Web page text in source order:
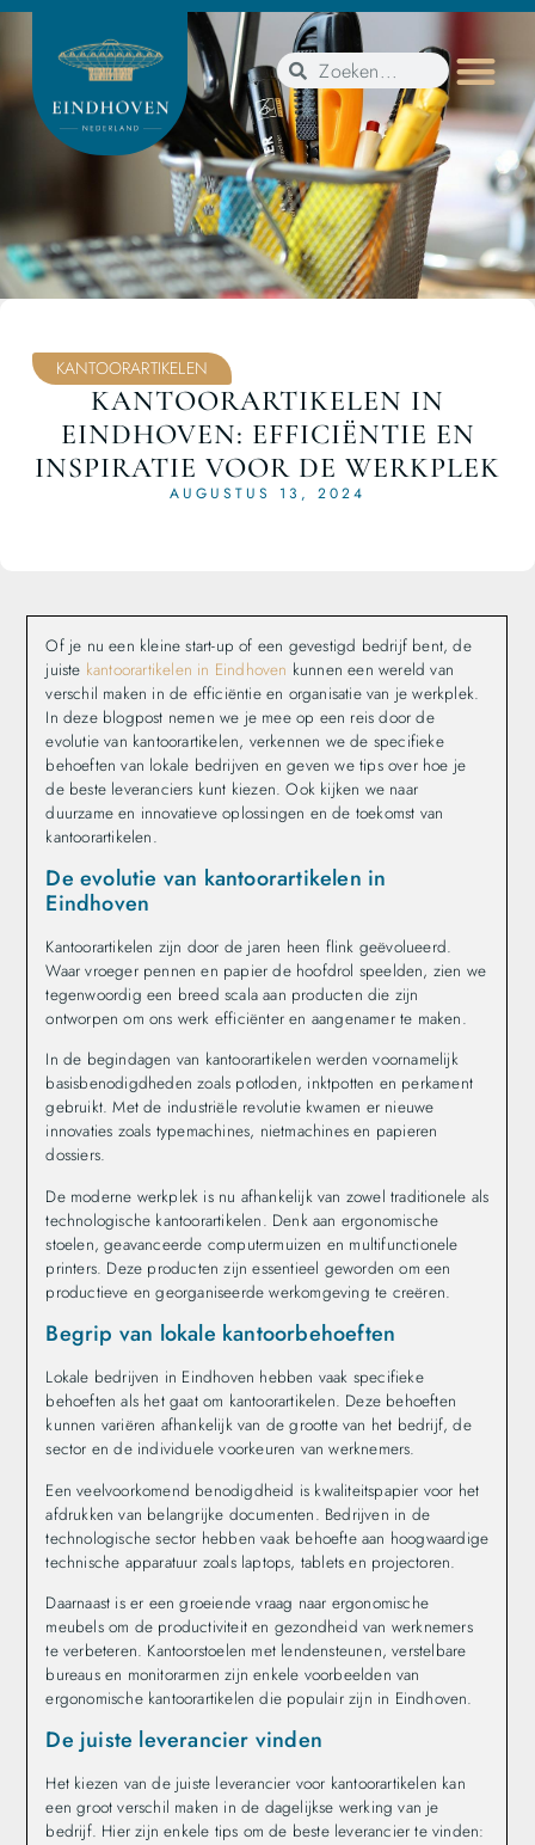
KANTOORARTIKELEN
KANTOORARTIKELEN IN
EINDHOVEN: EFFICIËNTIE EN
INSPIRATIE VOOR DE WERKPLEK
AUGUSTUS 13, 2024
Of je nu een kleine start-up of een gevestigd bedrijf bent, de
juiste kantoorartikelen in Eindhoven kunnen een wereld van
verschil maken in de efficiëntie en organisatie van je werkplek.
In deze blogpost nemen we je mee op een reis door de
evolutie van kantoorartikelen, verkennen we de specifieke
behoeften van lokale bedrijven en geven we tips over hoe je
de beste leveranciers kunt kiezen. Ook kijken we naar
duurzame en innovatieve oplossingen en de toekomst van
kantoorartikelen.
De evolutie van kantoorartikelen in
Eindhoven
Kantoorartikelen zijn door de jaren heen flink geëvolueerd.
Waar vroeger pennen en papier de hoofdrol speelden, zien we
tegenwoordig een breed scala aan producten die zijn
ontworpen om ons werk efficiënter en aangenamer te maken.
In de begindagen van kantoorartikelen werden voornamelijk
basisbenodigdheden zoals potloden, inktpotten en perkament
gebruikt. Met de industriële revolutie kwamen er nieuwe
innovaties zoals typemachines, nietmachines en papieren
dossiers.
De moderne werkplek is nu afhankelijk van zowel traditionele als
technologische kantoorartikelen. Denk aan ergonomische
stoelen, geavanceerde computermuizen en multifunctionele
printers. Deze producten zijn essentieel geworden om een
productieve en georganiseerde werkomgeving te creëren.
Begrip van lokale kantoorbehoeften
Lokale bedrijven in Eindhoven hebben vaak specifieke
behoeften als het gaat om kantoorartikelen. Deze behoeften
kunnen variëren afhankelijk van de grootte van het bedrijf, de
sector en de individuele voorkeuren van werknemers.
Een veelvoorkomend benodigdheid is kwaliteitspapier voor het
afdrukken van belangrijke documenten. Bedrijven in de
technologische sector hebben vaak behoefte aan hoogwaardige
technische apparatuur zoals laptops, tablets en projectoren.
Daarnaast is er een groeiende vraag naar ergonomische
meubels om de productiviteit en gezondheid van werknemers
te verbeteren. Kantoorstoelen met lendensteunen, verstelbare
bureaus en monitorarmen zijn enkele voorbeelden van
ergonomische kantoorartikelen die populair zijn in Eindhoven.
De juiste leverancier vinden
Het kiezen van de juiste leverancier voor kantoorartikelen kan
een groot verschil maken in de dagelijkse werking van je
bedrijf. Hier zijn enkele tips om de beste leverancier te vinden: